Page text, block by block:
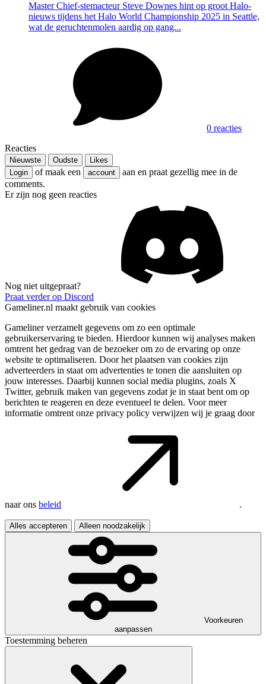
Master Chief-stemacteur Steve Downes hint op groot Halo-
nieuws tijdens het Halo World Championship 2025 in Seattle,
wat de geruchtenmolen aardig op gang...
0 reacties
Reacties
Nieuwste Oudste
Likes
Login
of maak een account
aan en praat gezellig mee in de
comments.
Er zijn nog geen reacties
Nog niet uitgepraat?
Praat verder op Discord
Gameliner.nl maakt gebruik van cookies
Gameliner verzamelt gegevens om zo een optimale
gebruikerservaring te bieden. Hierdoor kunnen wij analyses maken
omtrent het gedrag van de bezoeker om zo de ervaring op onze
website te optimaliseren. Door het plaatsen van cookies zijn
adverteerders in staat om advertenties te tonen die aansluiten op
jouw interesses. Daarbij kunnen social media plugins, zoals X
Twitter, gebruik maken van gegevens zodat je in staat bent om op
berichten te reageren en deze eventueel te delen. Voor meer
informatie omtrent onze privacy policy verwijzen wij je graag door
naar ons beleid .
Alles accepteren Alleen noodzakelijk
Voorkeuren
aanpassen
Toestemming beheren